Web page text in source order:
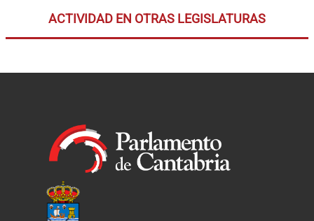
ACTIVIDAD EN OTRAS LEGISLATURAS